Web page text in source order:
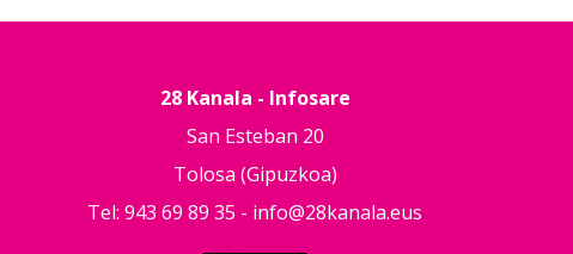
28 Kanala - Infosare
San Esteban 20
Tolosa (Gipuzkoa)
Tel: 943 69 89 35 - info@28kanala.eus